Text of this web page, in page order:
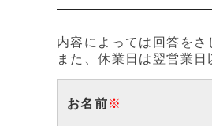
内容によっては回答をさ
また、休業日は翌営業
お名前※